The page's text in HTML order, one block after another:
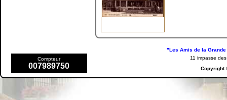
"Les Amis de la
Compteur
007989750
11 impasse
Copyright